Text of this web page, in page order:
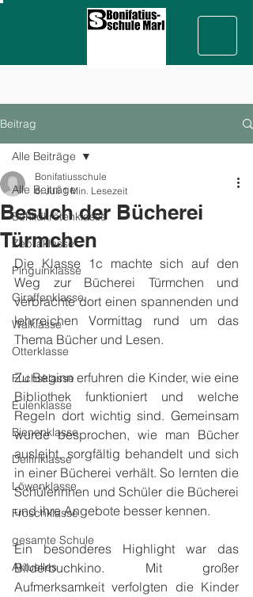
Beitrag
Alle Beiträge
Schildkrötenklasse
Zebraklasse
Pinguinklasse
Giraffenklasse
Walklasse
Otterklasse
Fuchsklasse
Eulenklasse
Bienenklasse
Delfinklasse
Löwenklasse
Froschklasse
gesamte Schule
Aktuelles
Alle Beiträge
Besuch der Bücherei
Türmchen
Bonifatiusschule
6. Juli 1 Min. Lesezeit
Die Klasse 1c machte sich auf den
Weg zur Bücherei Türmchen und
verbrachte dort einen spannenden und
lehrreichen Vormittag rund um das
Thema Bücher und Lesen.
Zu Beginn erfuhren die Kinder, wie eine
Bibliothek funktioniert und welche
Regeln dort wichtig sind. Gemeinsam
wurde besprochen, wie man Bücher
ausleiht, sorgfältig behandelt und sich
in einer Bücherei verhält. So lernten die
Schülerinnen und Schüler die Bücherei
und ihre Angebote besser kennen.
Ein besonderes Highlight war das
Bilderbuchkino. Mit großer
Aufmerksamkeit verfolgten die Kinder